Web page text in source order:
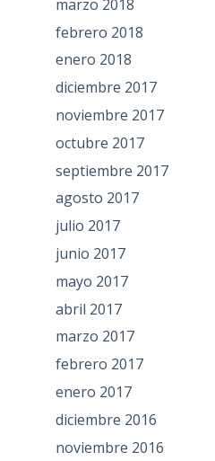
marzo 2018
febrero 2018
enero 2018
diciembre 2017
noviembre 2017
octubre 2017
septiembre 2017
agosto 2017
julio 2017
junio 2017
mayo 2017
abril 2017
marzo 2017
febrero 2017
enero 2017
diciembre 2016
noviembre 2016